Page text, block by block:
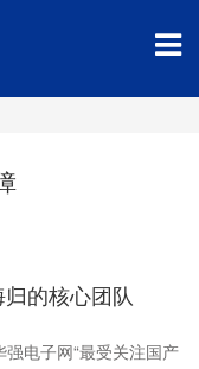
的核心团队
电子网“最受关注国产